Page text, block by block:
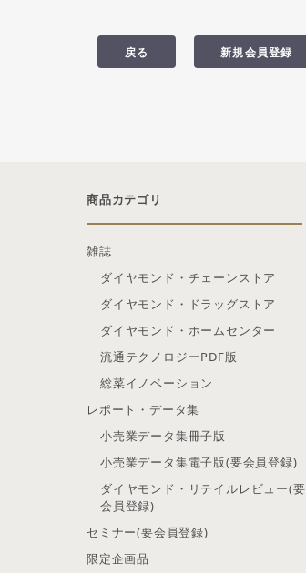
新規会員登録
戻る
商品カテゴリ
雑誌
ダイヤモンド・チェーンストア
ダイヤモンド・ドラッグストア
ダイヤモンド・ホームセンター
流通テクノロジーPDF版
総菜イノベーション
レポート・データ集
小売業データ集冊子版
小売業データ集電子版(要会員登録)
ダイヤモンド・リテイルレビュー(要
会員登録)
セミナー(要会員登録)
限定企画品